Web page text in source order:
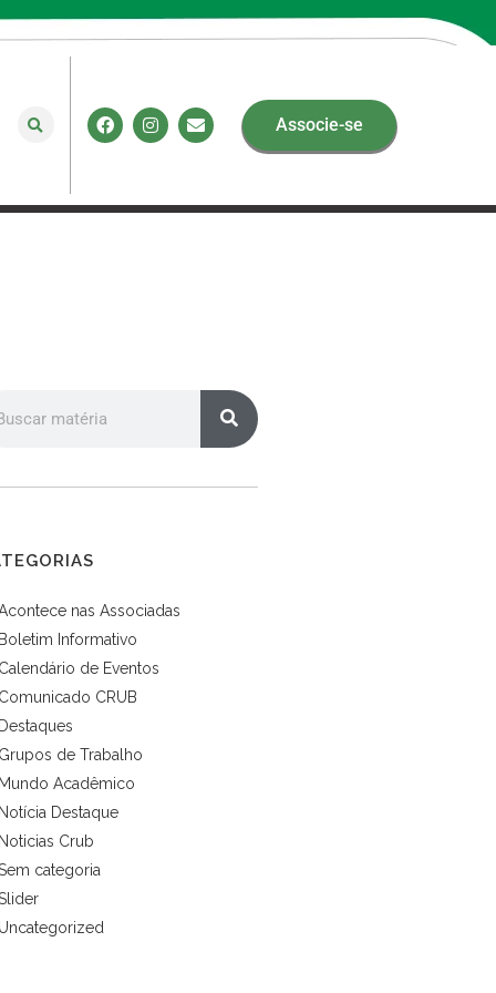
Associe-se
nas Associadas
Boletim Informativo
Calendário de Eventos
Comunicado CRUB
Destaques
Grupos de Trabalho
Mundo Acadêmico
Notícia Destaque
Noticias Crub
categoria
Uncategorized